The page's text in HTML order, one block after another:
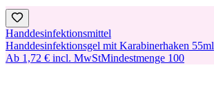
Handdesinfektionsmittel
Handdesinfektionsgel mit Karabinerhaken 55ml
Ab 1,72 € incl. MwStMindestmenge 100